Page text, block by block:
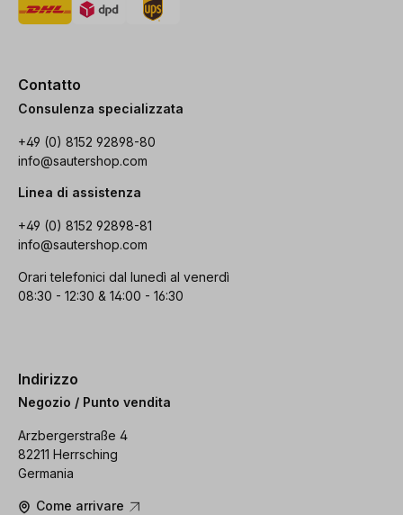
Contatto
Consulenza specializzata
+49 (0) 8152 92898-80
info@sautershop.com
Linea di assistenza
+49 (0) 8152 92898-81
info@sautershop.com
Orari telefonici dal lunedì al venerdì
08:30 - 12:30 & 14:00 - 16:30
Indirizzo
Negozio / Punto vendita
Arzbergerstraße 4
82211 Herrsching
Germania
Come arrivare